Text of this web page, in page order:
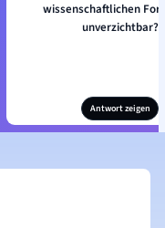
wissenschaftlichen
unverzichtbar?
Antwort zeigen